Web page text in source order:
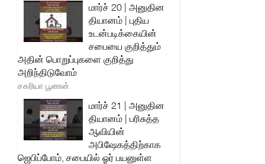
மார்ச் 20 | அனுதின
தியானம் | புதிய
உடன்படிக்கையின்
சபையை குறித்தும்
அதின் பொறுப்புகளை குறித்து
அறிந்திடுவோம்
சகரியா பூணன்
மார்ச் 21 | அனுதின
தியானம் | பரிசுத்த
ஆவியின்
அபிஷேகத்திற்காக
ஜெபிப்போம், சபையில் ஓர் பயனுள்ள